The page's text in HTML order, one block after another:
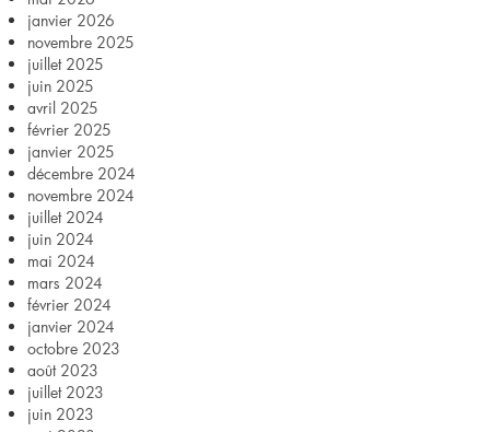
janvier 2026
novembre 2025
juillet 2025
juin 2025
avril 2025
février 2025
janvier 2025
décembre 2024
novembre 2024
juillet 2024
juin 2024
mai 2024
mars 2024
février 2024
janvier 2024
octobre 2023
août 2023
juillet 2023
juin 2023